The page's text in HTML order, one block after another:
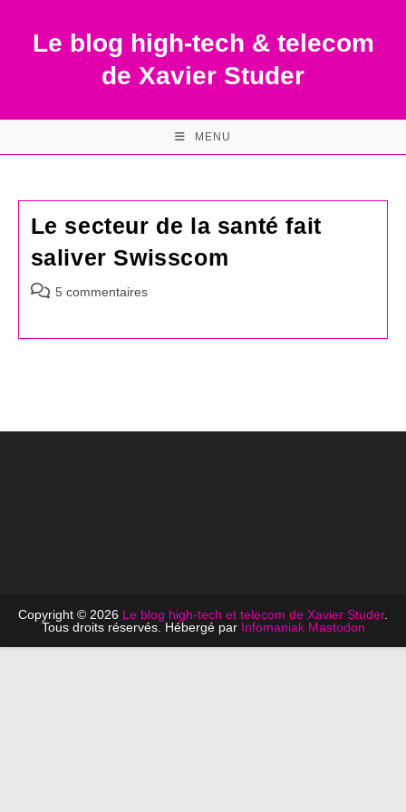
contentLe blog high-tech & telecom
de Xavier Studer
MENU
Le secteur de la santé fait
saliver Swisscom
Commentaires
5 commentaires
Copyright © 2026 Le blog high-tech et telecom de Xavier Studer.
Tous droits réservés. Hébergé par Infomaniak Mastodon